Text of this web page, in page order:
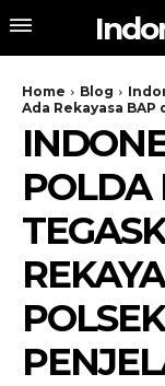
Home Blog
Ada Rekayasa BAP
POLDA